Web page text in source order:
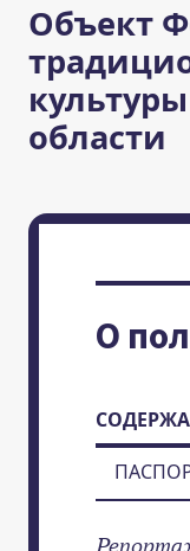
Объект
области
О